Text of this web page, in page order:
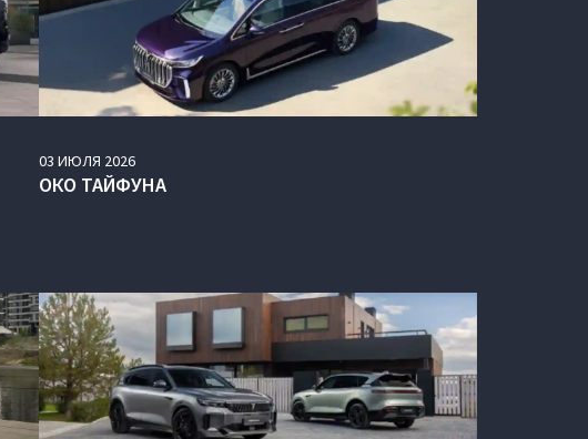
03 ИЮЛЯ 2026
ОКО ТАЙФУНА